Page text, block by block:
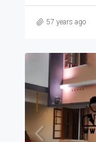
57 years ago